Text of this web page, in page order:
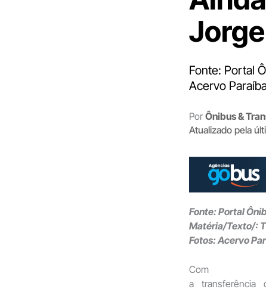
Fonte: Portal
Acervo
Por Ônibus &
Atualizado pela
Fonte: Portal
Matéria/Texto/:
Fotos: Acervo
Com
a transferência